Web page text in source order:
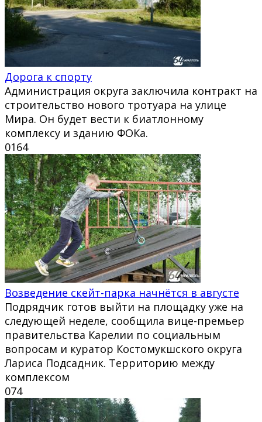
Дорога к спорту
Администрация округа заключила контракт на
строительство нового тротуара на улице
Мира. Он будет вести к биатлонному
комплексу и зданию ФОКа.
0164
Возведение скейт-парка начнётся в августе
Подрядчик готов выйти на площадку уже на
следующей неделе, сообщила вице-премьер
правительства Карелии по социальным
вопросам и куратор Костомукшского округа
Лариса Подсадник. Территорию между
комплексом
074